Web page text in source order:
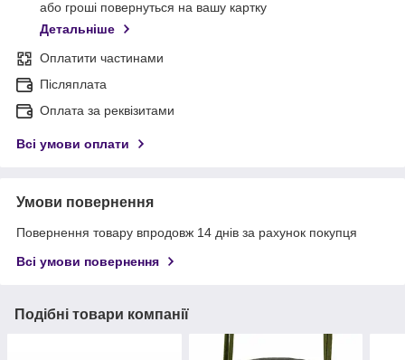
або гроші повернуться на вашу картку
Детальніше
Оплатити частинами
Післяплата
Оплата за реквізитами
Всі умови оплати
Умови повернення
Повернення товару впродовж 14 днів за рахунок покупця
Всі умови повернення
Подібні товари компанії